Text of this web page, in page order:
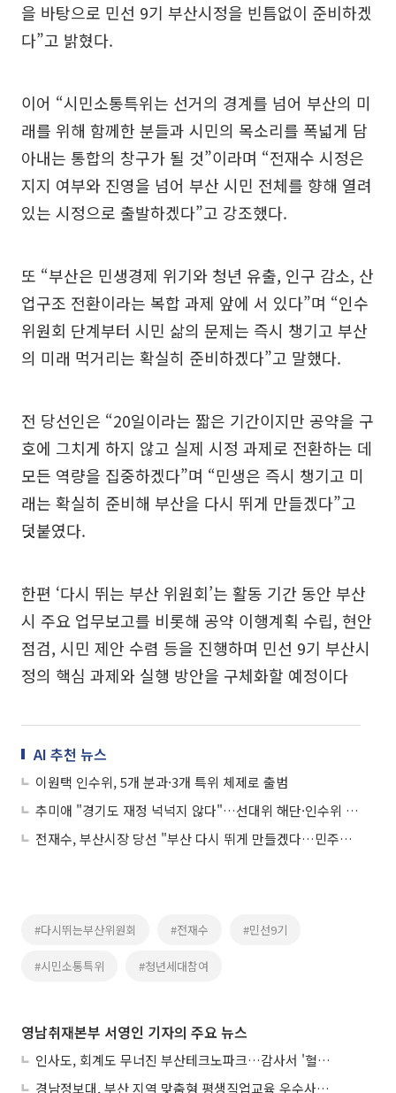
을 바탕으로 민선 9기 부산시정을 빈틈없이 준비하겠
다”고 밝혔다.
이어 “시민소통특위는 선거의 경계를 넘어 부산의 미
래를 위해 함께한 분들과 시민의 목소리를 폭넓게 담
아내는 통합의 창구가 될 것”이라며 “전재수 시정은
지지 여부와 진영을 넘어 부산 시민 전체를 향해 열려
있는 시정으로 출발하겠다”고 강조했다.
또 “부산은 민생경제 위기와 청년 유출, 인구 감소, 산
업구조 전환이라는 복합 과제 앞에 서 있다”며 “인수
위원회 단계부터 시민 삶의 문제는 즉시 챙기고 부산
의 미래 먹거리는 확실히 준비하겠다”고 말했다.
전 당선인은 “20일이라는 짧은 기간이지만 공약을 구
호에 그치게 하지 않고 실제 시정 과제로 전환하는 데
모든 역량을 집중하겠다”며 “민생은 즉시 챙기고 미
래는 확실히 준비해 부산을 다시 뛰게 만들겠다”고
덧붙였다.
한편 ‘다시 뛰는 부산 위원회’는 활동 기간 동안 부산
시 주요 업무보고를 비롯해 공약 이행계획 수립, 현안
점검, 시민 제안 수렴 등을 진행하며 민선 9기 부산시
정의 핵심 과제와 실행 방안을 구체화할 예정이다
AI 추천 뉴스
이원택 인수위, 5개 분과·3개 특위 체제로 출범
추미애 "경기도 재정 넉넉지 않다"…선대위 해단·인수위 10일 출범
전재수, 부산시장 당선 "부산 다시 뛰게 만들겠다…민주당 동지들 낙선, 모두 제 탓"
#다시뛰는부산위원회 #전재수 #민선9기
#시민소통특위 #청년세대참여
영남취재본부 서영인 기자의 주요 뉴스
인사도, 회계도 무너진 부산테크노파크…감사서 '혈세 유용·인사 뒤집기' 적발
경남정보대, 부산 지역 맞춤형 평생직업교육 우수사례로 혁신 주도